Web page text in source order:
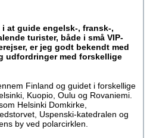
at guide engelsk-, fransk-,
turister, både i små VIP-
er jeg godt bekendt med
udfordringer med forskellige
Finland og guidet i forskellige
Kuopio, Oulu og Rovaniemi.
Helsinki Domkirke,
Uspenski-katedralen og
by ved polarcirklen.